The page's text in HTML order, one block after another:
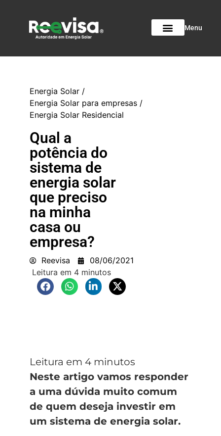
Menu
Energia Solar /
Energia Solar para empresas /
Energia Solar Residencial
Qual a
potência do
sistema de
energia solar
que preciso
na minha
casa ou
empresa?
Reevisa 08/06/2021
Neste artigo vamos responder
a uma dúvida muito comum
de quem deseja investir em
um sistema de energia solar.